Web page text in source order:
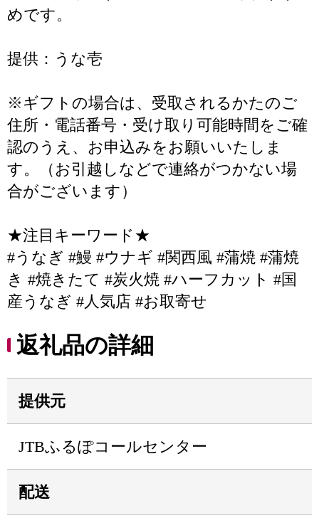
めです。
提供：うな壱
※ギフトの場合は、受取されるかたのご
住所・電話番号・受け取り可能時間をご確
認のうえ、お申込みをお願いいたしま
す。（お引越しなどで連絡がつかない場
合がございます）
★注目キーワード★
#うなぎ #鰻 #ウナギ #関西風 #蒲焼 #蒲焼
き #焼きたて #炭火焼 #ハーフカット #国
産うなぎ #人気店 #お取寄せ
返礼品の詳細
提供元
JTBふるぽコールセンター
配送